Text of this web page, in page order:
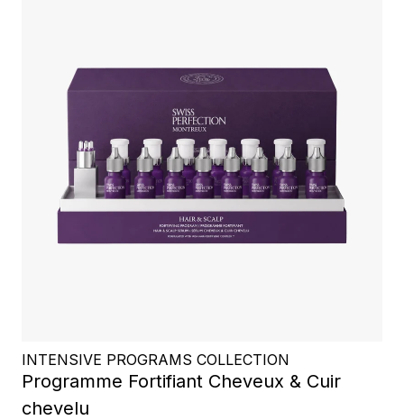
INTENSIVE PROGRAMS COLLECTION
Programme Fortifiant Cheveux & Cuir
chevelu